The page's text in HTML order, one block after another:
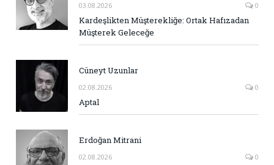
03.08.2026 0
Kardeşlikten Müşterekliğe: Ortak Hafızadan
Müşterek Geleceğe
Cüneyt Uzunlar
02.08.2026 0
Aptal
Erdoğan Mitrani
02.08.2026 0